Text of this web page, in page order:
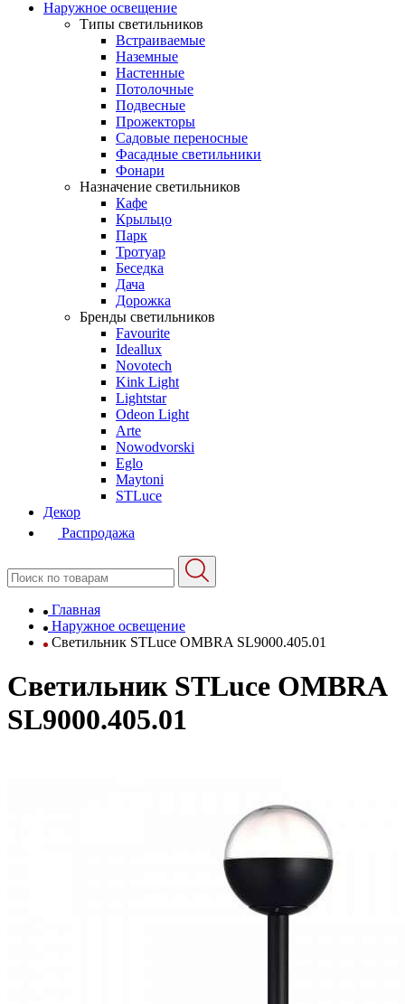
Наружное освещение
Типы светильников
Встраиваемые
Наземные
Настенные
Потолочные
Подвесные
Прожекторы
Садовые переносные
Фасадные светильники
Фонари
Назначение светильников
Кафе
Крыльцо
Парк
Тротуар
Беседка
Дача
Дорожка
Бренды светильников
Favourite
Ideallux
Novotech
Kink Light
Lightstar
Odeon Light
Arte
Nowodvorski
Eglo
Maytoni
STLuce
Декор
Распродажа
Главная
Наружное освещение
Светильник STLuce OMBRA SL9000.405.01
Светильник STLuce OMBRA
SL9000.405.01